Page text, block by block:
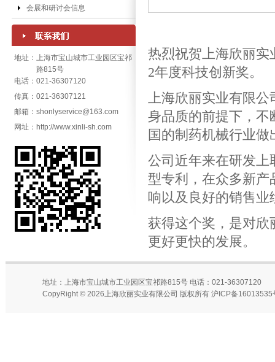
会展和研讨会信息
地址： 上海市宝山城市工业园区宝祁
路815号
电话： 021-36307120
传真： 021-36307121
邮箱： shonlyservice@163.com
网址： http://www.xinli-sh.com
热烈祝贺上海欣丽实
2年度科技创新奖。
上海欣丽实业有限公
身品质的前提下，不
国的制药机械行业做
公司近年来在研发上
型专利，在众多新产
响以及良好的销售业
获得这个奖，是对欣
更好更快的发展。
地址：上海市宝山城市工业园区宝祁路815号 电话：021-36307120
CopyRight © 2026上海欣丽实业有限公司 版权所有 沪ICP备16013535